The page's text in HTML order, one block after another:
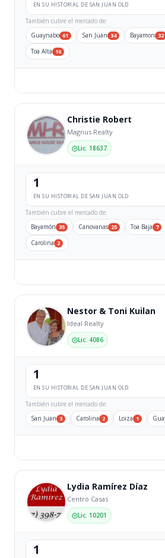
EN SU HISTORIAL DE SAN JUAN OLD
También cubre el mercado de:
Guaynabo 61 San Juan 34 Bayamon 32
Toa Alta 16
Christie Robert
Magnus Realty
Lic. 18637
1
EN SU HISTORIAL DE SAN JUAN OLD
También cubre el mercado de:
Bayamón 35 Canovanas 25 Toa Baja 7
Carolina 2
Nestor & Toni Kuilan
Ideal Realty
Lic. 4086
1
EN SU HISTORIAL DE SAN JUAN OLD
También cubre el mercado de:
San Juan 3 Carolina 2 Loiza 1
Lydia Ramírez Díaz
Centro Casas
Lic. 10201
1